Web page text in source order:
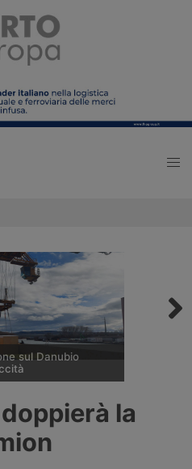
sul Danubio
Ungheria e Serbia,
commerciale e
energetiche di
a ridurre la
la